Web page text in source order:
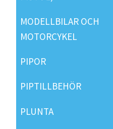
MODELLBILAR OCH
MOTORCYKEL
PIPOR
PIPTILLBEHÖR
PLUNTA